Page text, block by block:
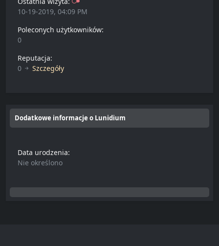
10-19-2019, 04:09 PM
Poleconych użytkowników:
0
Reputacja:
0
Szczegóły
Dodatkowe informacje o Lunidium
Data urodzenia:
Nie określono